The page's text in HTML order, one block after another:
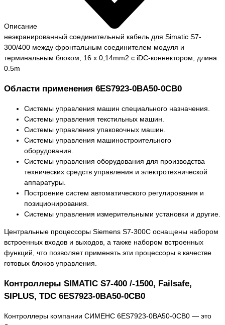
Описание
неэкранированный соединительный кабель для Simatic S7-
300/400 между фронтальным соединителем модуля и
терминальным блоком, 16 x 0,14mm2 с iDC-коннектором, длина
0.5m
Области применения 6ES7923-0BA50-0CB0
Системы управления машин специального назначения.
Системы управления текстильных машин.
Системы управления упаковочных машин.
Системы управления машиностроительного
оборудования.
Системы управления оборудования для производства
технических средств управления и электротехнической
аппаратуры.
Построение систем автоматического регулирования и
позиционирования.
Системы управления измерительными установки и другие.
Центральные процессоры Siemens S7-300C оснащены набором
встроенных входов и выходов, а также набором встроенных
функций, что позволяет применять эти процессоры в качестве
готовых блоков управления.
Контроллеры SIMATIC S7-400 /-1500, Failsafe,
SIPLUS, TDC 6ES7923-0BA50-0CB0
Контроллеры компании СИМЕНС 6ES7923-0BA50-0CB0 — это